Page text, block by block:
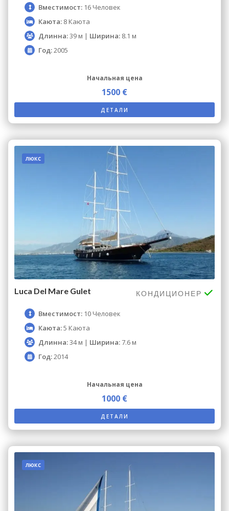
Вместимост: 16 Человек
Каюта: 8 Каюта
Длинна:39 м | Ширина: 8.1 м
Год:2005
Начальная цена
1500 €
ДЕТАЛИ
люкс
Luca Del Mare Gulet КОНДИЦИОНЕР
Вместимост: 10 Человек
Каюта:5 Каюта
Длинна:34 м | Ширина:7.6 м
Год:2014
Начальная цена
1000 €
ДЕТАЛИ
люкс